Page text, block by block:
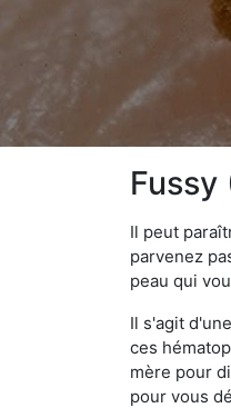
Il peut
parvenez
peau qui
Il s'agit
ces
mère pour
pour vous